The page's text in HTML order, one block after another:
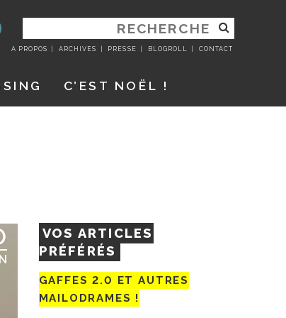
RECHERCHER
:
A PROPOS ARCHIVES PRESSE BLOGROLL CONTACT
C’EST NOËL !
VOS ARTICLES
PRÉFÉRÉS
GAFFES 2.0 ET AUTRES
MAILODRAMES !